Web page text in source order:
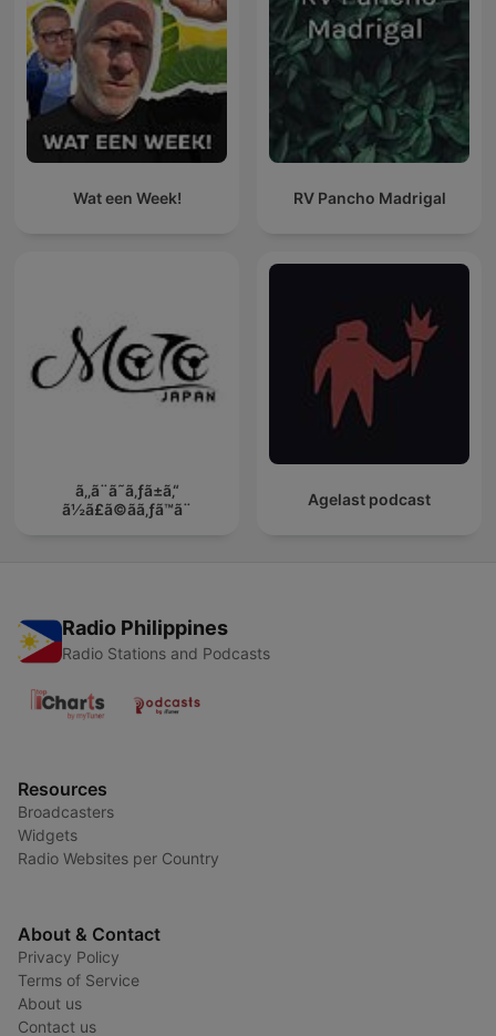
Wat een Week! RV Pancho Madrigal
ã‚‚ã¨ã˜ã‚ƒã±ã‚“
ã½ã£ã©ãã‚ƒã™ã¨
Agelast podcast
Radio Philippines
Radio Stations and Podcasts
Resources
Broadcasters
Widgets
Radio Websites per Country
About & Contact
Privacy Policy
Terms of Service
About us
Contact us